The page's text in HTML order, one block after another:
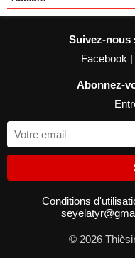
Suivez-nous
Facebook |
Abonnez-
Conditions
© 2026